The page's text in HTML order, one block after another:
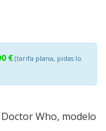
€ (tarifa plana, pidas lo
Who, modelo